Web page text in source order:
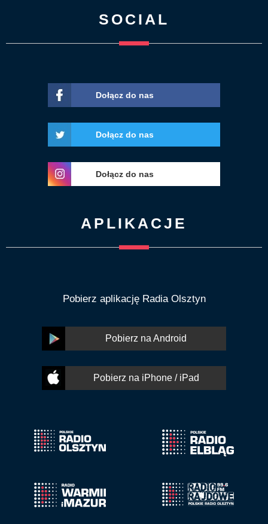
SOCIAL
Dołącz do nas
Dołącz do nas
Dołącz do nas
APLIKACJE
Pobierz aplikację Radia Olsztyn
Pobierz na Android
Pobierz na iPhone / iPad